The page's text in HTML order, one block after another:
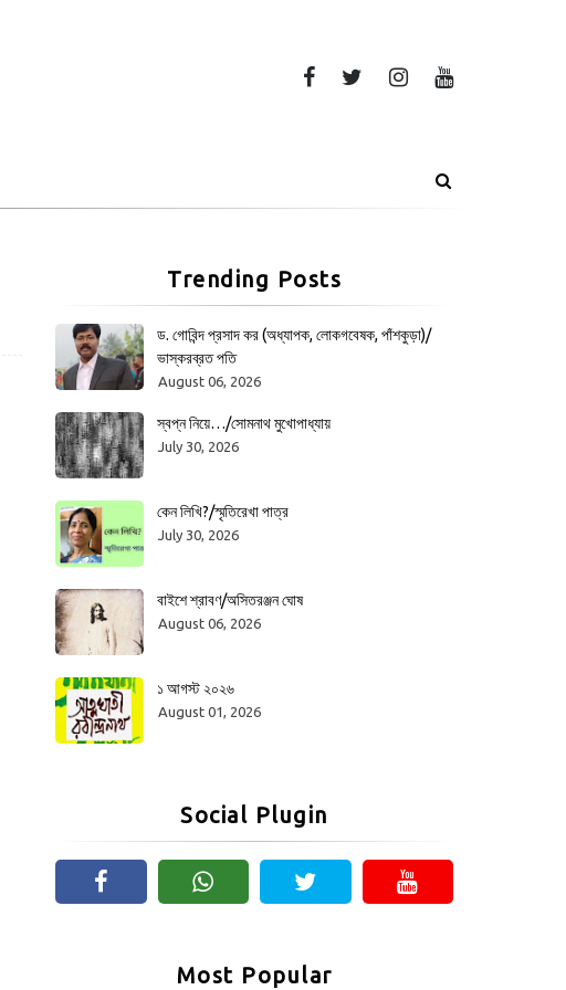
Trending Posts
ড. গোবিন্দ প্রসাদ কর (অধ্যাপক, লোকগবেষক, পাঁশকুড়া)/
ভাস্করব্রত পতি
August 06, 2026
স্বপ্ন নিয়ে…/সোমনাথ মুখোপাধ্যায়
July 30, 2026
কেন লিখি?/স্মৃতিরেখা পাত্র
July 30, 2026
বাইশে শ্রাবণ/অসিতরঞ্জন ঘোষ
August 06, 2026
১ আগস্ট ২০২৬
August 01, 2026
Social Plugin
Most Popular